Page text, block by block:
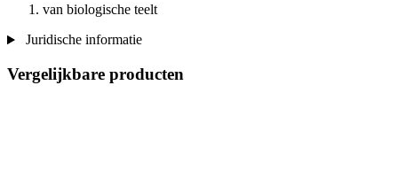
van biologische teelt
Juridische informatie
Vergelijkbare producten